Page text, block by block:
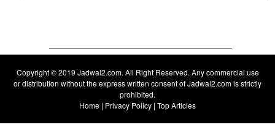
Copyright © 2019 Jadwal2.com. All Right Reserved. Any commercial use
or distribution without the express written consent of Jadwal2.com is strictly
prohibited.
Home | Privacy Policy | Top Articles